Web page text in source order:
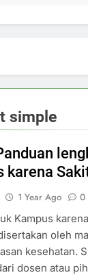
simple
karena
1 Year Ago 0
Kampus
oleh
kesehatan.
dosen atau